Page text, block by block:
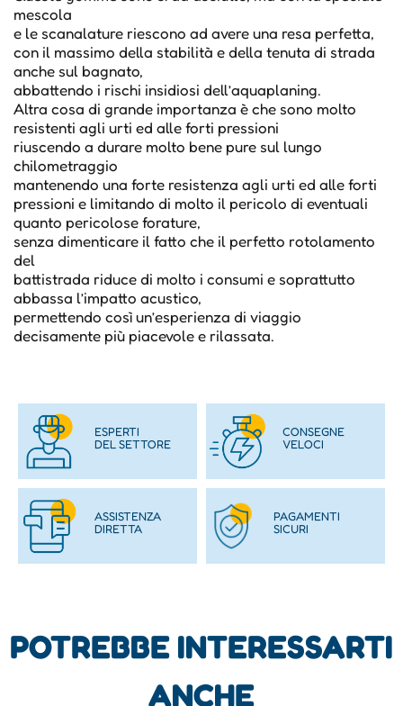
mescola
e le scanalature riescono ad avere una resa perfetta,
con il massimo della stabilità e della tenuta di strada
anche sul bagnato,
abbattendo i rischi insidiosi dell’aquaplaning.
Altra cosa di grande importanza è che sono molto
resistenti agli urti ed alle forti pressioni
riuscendo a durare molto bene pure sul lungo
chilometraggio
mantenendo una forte resistenza agli urti ed alle forti
pressioni e limitando di molto il pericolo di eventuali
quanto pericolose forature,
senza dimenticare il fatto che il perfetto rotolamento
del
battistrada riduce di molto i consumi e soprattutto
abbassa l’impatto acustico,
permettendo così un’esperienza di viaggio
decisamente più piacevole e rilassata.
ESPERTI
DEL SETTORE
CONSEGNE
VELOCI
ASSISTENZA
DIRETTA
PAGAMENTI
SICURI
POTREBBE INTERESSARTI
ANCHE